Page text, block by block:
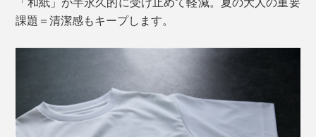
課題＝清潔感もキープします。